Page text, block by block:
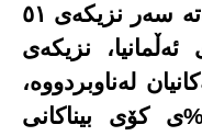
هاوپەیمانان هێرشیان کردووەتە سەر نزیکەی ٥١
نزیکەی
لەناوبردووە،
ڕێژەیە یەکسانە بە١٠%ی کۆی بیناکانی